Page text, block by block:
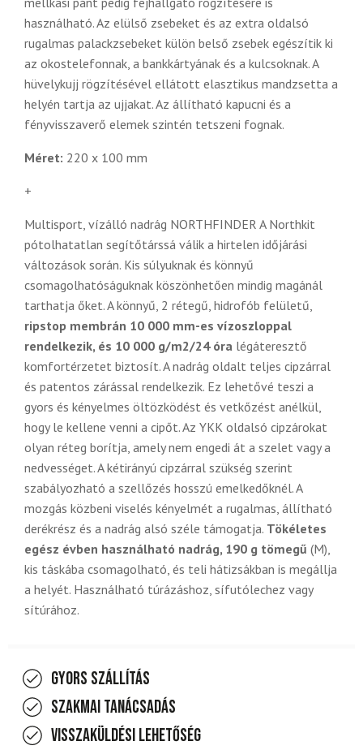
használható. Az elülső zsebeket és az extra oldalsó
rugalmas palackzsebeket külön belső zsebek egészítik ki
az okostelefonnak, a bankkártyának és a kulcsoknak. A
hüvelykujj rögzítésével ellátott elasztikus mandzsetta a
helyén tartja az ujjakat. Az állítható kapucni és a
fényvisszaverő elemek szintén tetszeni fognak.
Méret: 220 x 100 mm
+
Multisport, vízálló nadrág NORTHFINDER A Northkit
pótolhatatlan segítőtárssá válik a hirtelen időjárási
változások során. Kis súlyuknak és könnyű
csomagolhatóságuknak köszönhetően mindig magánál
tarthatja őket. A könnyű, 2 rétegű, hidrofób felületű,
ripstop membrán 10 000 mm-es vízoszloppal
rendelkezik, és 10 000 g/m2/24 óra légáteresztő
komfortérzetet biztosít. A nadrág oldalt teljes cipzárral
és patentos zárással rendelkezik. Ez lehetővé teszi a
gyors és kényelmes öltözködést és vetkőzést anélkül,
hogy le kellene venni a cipőt. Az YKK oldalsó cipzárokat
olyan réteg borítja, amely nem engedi át a szelet vagy a
nedvességet. A kétirányú cipzárral szükség szerint
szabályozható a szellőzés hosszú emelkedőknél. A
mozgás közbeni viselés kényelmét a rugalmas, állítható
derékrész és a nadrág alsó széle támogatja. Tökéletes
egész évben használható nadrág, 190 g tömegű (M),
kis táskába csomagolható, és teli hátizsákban is megállja
a helyét. Használható túrázáshoz, sífutólechez vagy
sítúrához.
Gyors szállítás
Szakmai tanácsadás
Visszaküldési lehetőség